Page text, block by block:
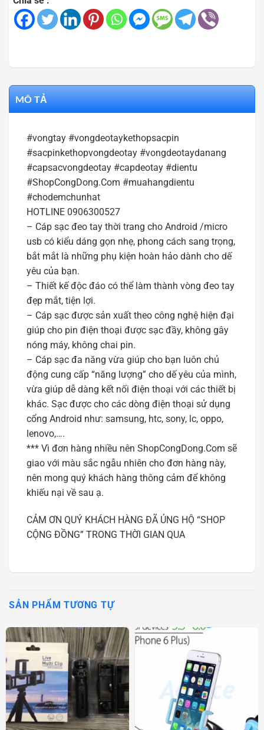
MÔ TẢ
#vongtay #vongdeotaykethopsacpin
#sacpinkethopvongdeotay #vongdeotaydanang
#capsacvongdeotay #capdeotay #dientu
#ShopCongDong.Com #muahangdientu
#chodemchunhat
HOTLINE 0906300527
– Cáp sạc đeo tay thời trang cho Android /micro
usb có kiểu dáng gọn nhẹ, phong cách sang trọng,
bắt mắt là những phụ kiện hoàn hảo dành cho dế
yêu của bạn.
– Thiết kế độc đáo có thể làm thành vòng đeo tay
đẹp mắt, tiện lợi.
– Cáp sạc được sản xuất theo công nghệ hiện đại
giúp cho pin điện thoại được sạc đầy, không gây
nóng máy, không chai pin.
– Cáp sạc đa năng vừa giúp cho bạn luôn chủ
động cung cấp “năng lượng” cho dế yêu của mình,
vừa giúp dễ dàng kết nối điện thoại với các thiết bị
khác. Sạc được cho các dòng điện thoại sử dụng
cổng Android như: samsung, htc, sony, lc, oppo,
lenovo,….
*** Vì đơn hàng nhiều nên ShopCongDong.Com sẽ
giao với màu sắc ngẫu nhiên cho đơn hàng này,
nên mong quý khách hàng thông cảm để không
khiếu nại về sau ạ.
CẢM ƠN QUÝ KHÁCH HÀNG ĐÃ ỦNG HỘ “SHOP
CỘNG ĐỒNG” TRONG THỜI GIAN QUA
SẢN PHẨM TƯƠNG TỰ